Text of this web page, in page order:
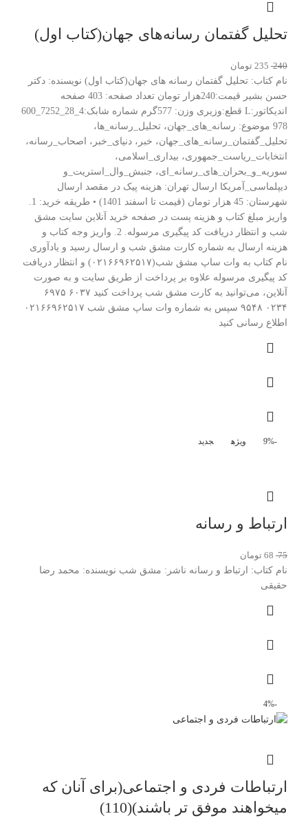
تحلیل گفتمان رسانه‌های جهان(کتاب اول)
240
235 تومان
نام کتاب: تحلیل گفتمان رسانه های جهان(کتاب اول) نویسنده: دکتر
حسن بشیر قیمت:240هزار تومان تعداد صفحه: 403 صفحه
اندیکاتور:L قطع:وزیری وزن: 577گرم شماره شابک:4_28_7252_600
978 موضوع: رسانه_های_جهان، تحلیل_رسانه_ها،
تحلیل_گفتمان_رسانه_های_جهان، خبر، دنیای_خبر، اصحاب_رسانه،
انتخابات_ریاست_جمهوری، بیداری_اسلامی،
سوریه_و_بحران_های_رسانه_ای، جنبش_وال_استریت_و
دیپلماسی_آمریکا ارسال تهران: هزینه پیک در مقصد ارسال
شهرستان: 45 هزار تومان (قیمت تا اسفند 1401) • طریقه خرید: 1.
واریز مبلغ کتاب و هزینه پست در صفحه خرید آنلاین سایت مشق
شب و انتظار دریافت کد پیگیری مرسوله. 2. واریز وجه کتاب و
هزینه ارسال به شماره کارت مشق شب و ارسال رسید و یادآوری
نام کتاب به وات ساپ مشق شب(۰۲۱۶۶۹۶۲۵۱۷) و انتظار دریافت
کد پیگیری مرسوله علاوه بر پرداخت از طریق سایت و به صورت
آنلاین، می‌توانید به کارت مشق شب پرداخت کنید ۶۰۳۷ ۶۹۷۵
۰۲۳۴ ۹۵۴۸ سپس به شماره وات ساپ مشق شب ۰۲۱۶۶۹۶۲۵۱۷
اطلاع رسانی کنید
-9% ویژه جدید
ارتباط و رسانه
75
68 تومان
نام کتاب: ارتباط و رسانه ناشر: مشق شب نویسنده: محمد رضا
حقیقی
-4%
ارتباطات فردی و اجتماعی(برای آنان که
میخواهند موفق تر باشند)(110)